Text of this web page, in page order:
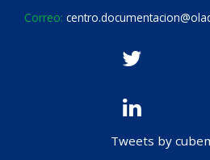
Correo:
Tweets by